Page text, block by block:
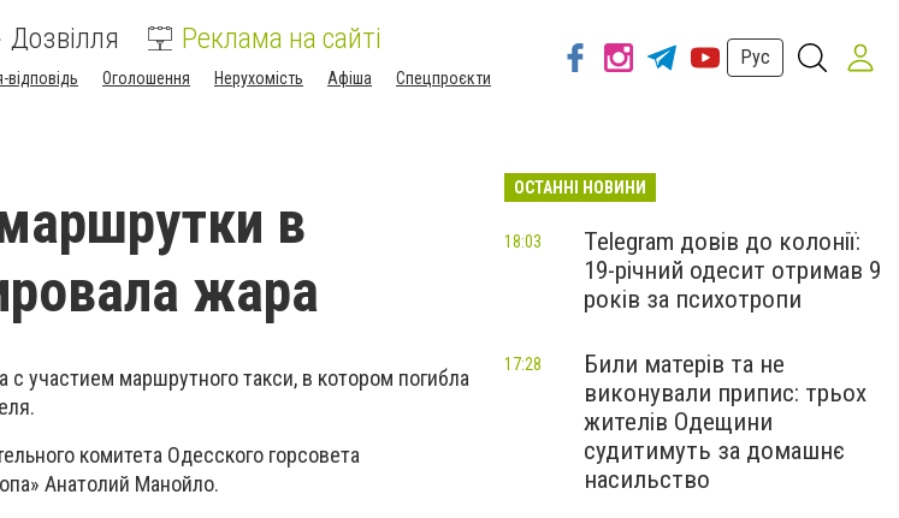
Дозвілля Реклама на сайті
відповідь Оголошення Нерухомість Афіша Спецпроєкти
Рус
в
жара
участием маршрутного такси, в котором погибла
комитета Одесского горсовета
Анатолий Манойло.
ОСТАННІ НОВИНИ
Telegram довів до колонії:
19-річний одесит отримав 9
років за психотропи
18:03
Били матерів та не
виконували припис: трьох
жителів Одещини
судитимуть за домашнє
насильство
17:28